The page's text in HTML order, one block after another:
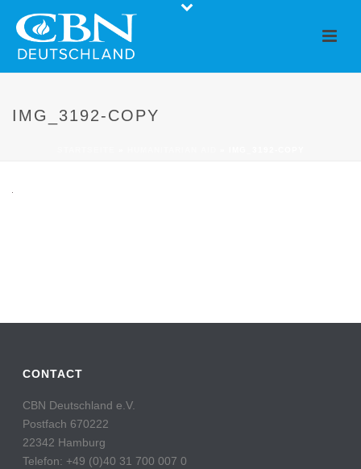
IMG_3192-COPY
CONTACT
CBN Deutschland e.V.
Postfach 670222
22342 Hamburg
Telefon: +49 (0)40 31 700 007 0